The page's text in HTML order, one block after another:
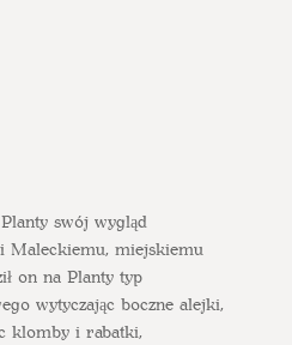
swój wygląd
Maleckiemu, miejskiemu
on na Planty typ
wytyczając boczne alejki,
klomby i rabatki,